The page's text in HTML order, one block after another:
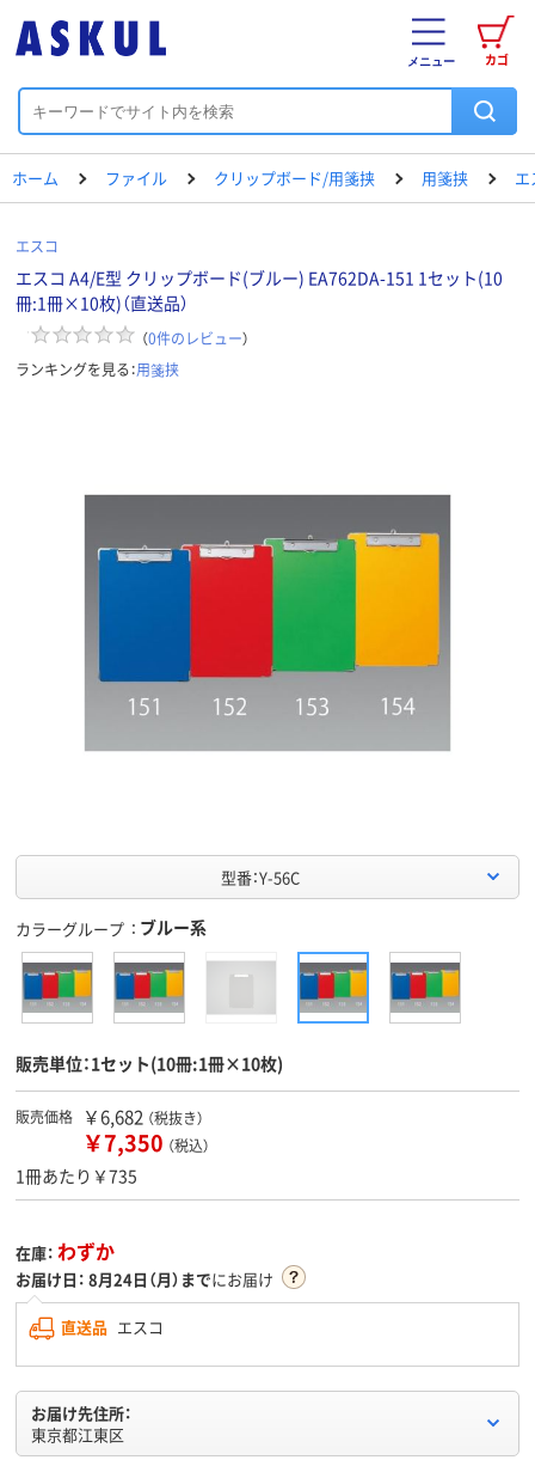
カゴ
メニュー
ホーム ファイル クリップボード/用箋挟 用箋挟 エ
エスコ
エスコ A4/E型 クリップボード(ブルー) EA762DA-151 1セット(10
冊:1冊×10枚)（直送品）
（0件のレビュー）
ランキングを見る：用箋挟
型番：Y-56C
カラーグループ ブルー系
販売単位：1セット(10冊:1冊×10枚)
販売価格 ￥6,682 （税抜き）
￥7,350 （税込）
1冊あたり￥735
在庫： わずか
お届け日： 8月24日（月）までにお届け
直送品 エスコ
お届け先住所：
東京都江東区